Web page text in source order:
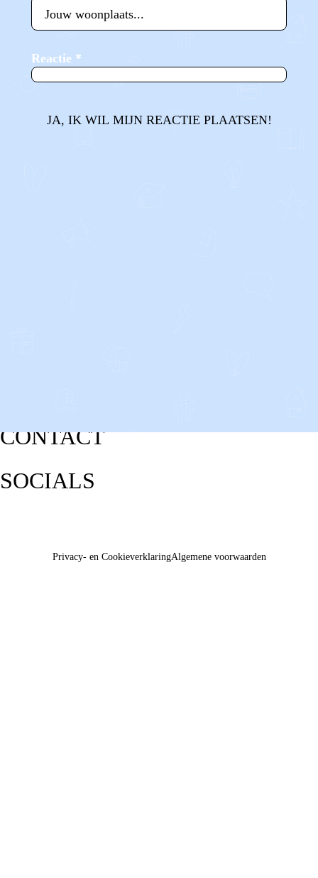
Reactie *
JA, IK WIL MIJN REACTIE PLAATSEN!
CONTACT
SOCIALS
Privacy- en CookieverklaringAlgemene voorwaarden